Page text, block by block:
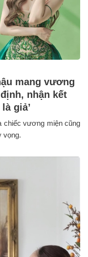
mang vương
nhận kết
giả’
chiếc vương miện cũng
vọng.